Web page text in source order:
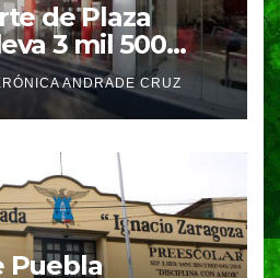
de Plaza
3 mil 500
ANDRADE CRUZ
Puebla